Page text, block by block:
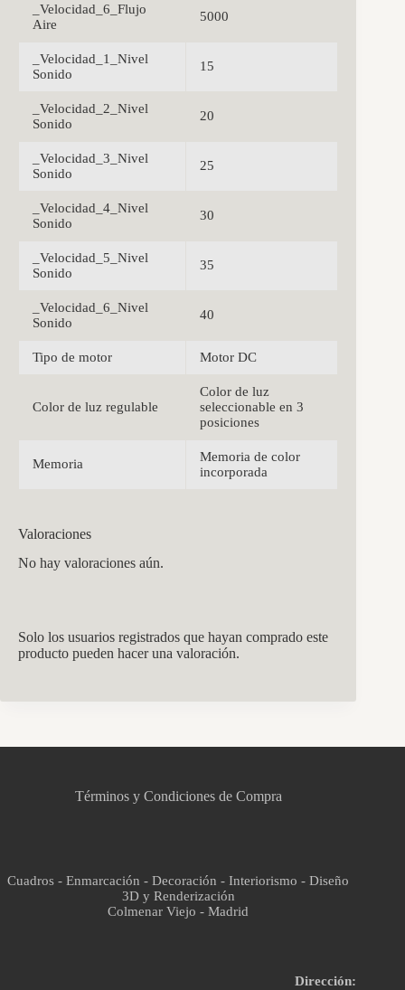
_Velocidad_6_Flujo
Aire
5000
_Velocidad_1_Nivel
Sonido
15
_Velocidad_2_Nivel
Sonido
20
_Velocidad_3_Nivel
Sonido
25
_Velocidad_4_Nivel
Sonido
30
_Velocidad_5_Nivel
Sonido
35
_Velocidad_6_Nivel
Sonido
40
Tipo de motor Motor DC
Color de luz regulable
Color de luz
seleccionable en 3
posiciones
Memoria
Memoria de color
incorporada
Valoraciones
No hay valoraciones aún.
Solo los usuarios registrados que hayan comprado este
producto pueden hacer una valoración.
Términos y Condiciones de Compra
Cuadros - Enmarcación - Decoración - Interiorismo - Diseño
3D y Renderización
Colmenar Viejo - Madrid
Dirección:
Asistente virtual · En línea